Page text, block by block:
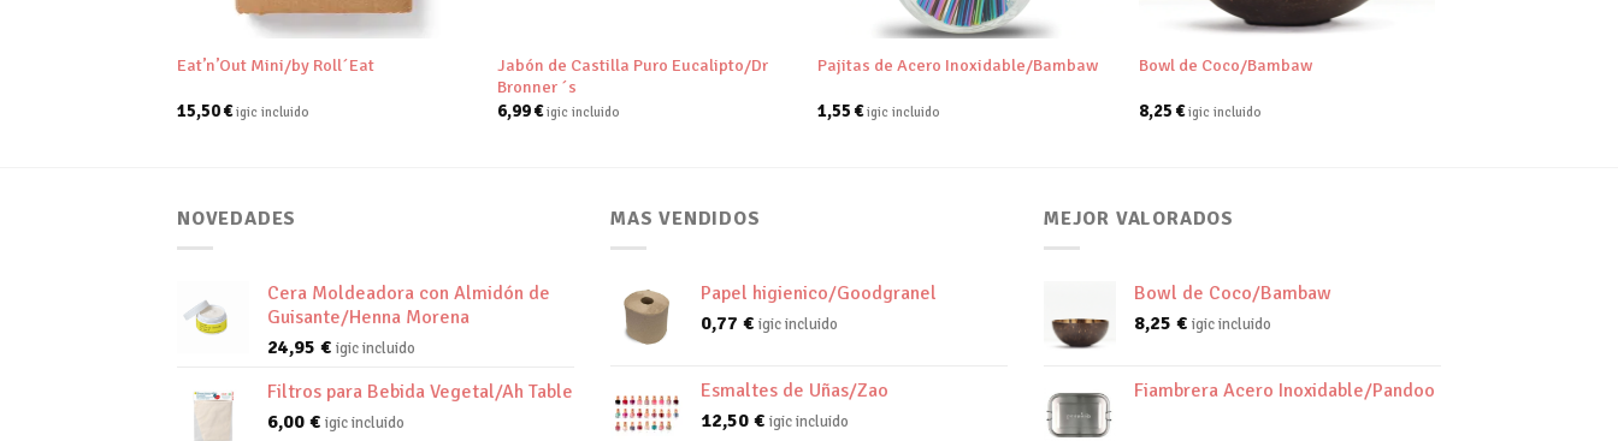
Eat’n’Out Mini/by Roll´Eat
15,50€ igic incluido
Jabón de Castilla Puro Eucalipto/Dr
Bronner ´s
6,99€ igic incluido
Pajitas de Acero Inoxidable/Bambaw
1,55€ igic incluido
Bowl de Coco/Bambaw
8,25 € igic incluido
NOVEDADES
Cera Moldeadora con Almidón de
Guisante/Henna Morena
24,95 € igic incluido
Filtros para Bebida Vegetal/Ah Table
6,00 € igic incluido
MAS VENDIDOS
Papel higienico/Goodgranel
0,77 € igic incluido
Esmaltes de Uñas/Zao
12,50 € igic incluido
MEJOR VALORADOS
Bowl de Coco/Bambaw
8,25 € igic incluido
Fiambrera Acero Inoxidable/Pandoo